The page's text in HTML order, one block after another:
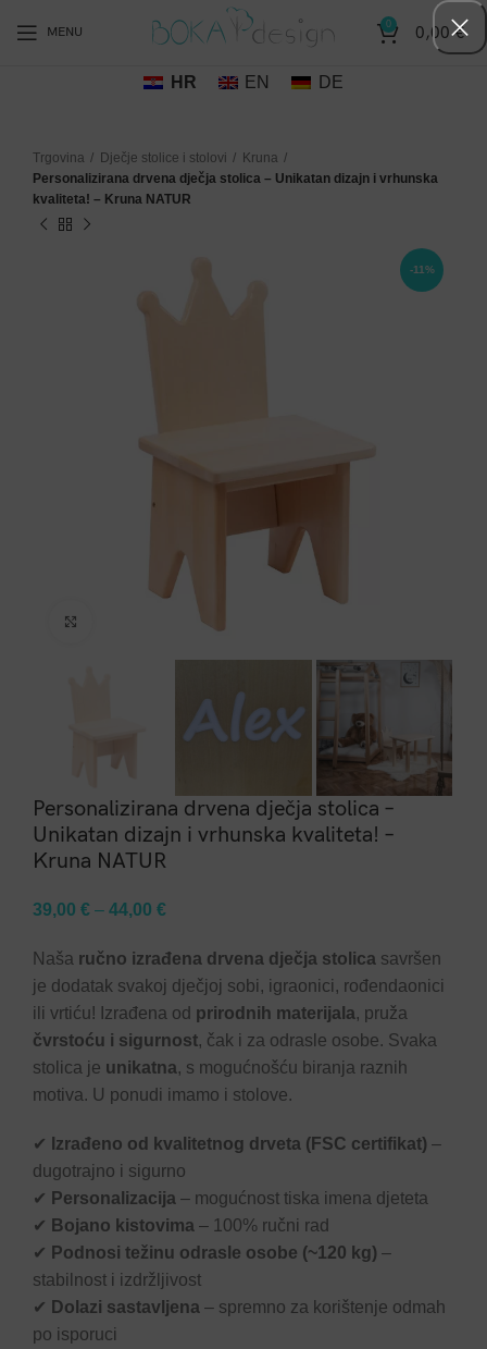
MENU 0 0,00€
HR EN DE
Trgovina Dječje stolice i stolovi
Kruna
Personalizirana drvena dječja stolica – Unikatan dizajn i vrhunska
kvaliteta! – Kruna NATUR
-11%
Personalizirana drvena dječja stolica –
Unikatan dizajn i vrhunska kvaliteta! –
Kruna NATUR
39,00 € – 44,00 €
Naša ručno izrađena drvena dječja stolica savršen
je dodatak svakoj dječjoj sobi, igraonici, rođendaonici
ili vrtiću! Izrađena od prirodnih materijala, pruža
čvrstoću i sigurnost, čak i za odrasle osobe. Svaka
stolica je unikatna, s mogućnošću biranja raznih
motiva. U ponudi imamo i stolove.
✔ Izrađeno od kvalitetnog drveta (FSC certifikat) –
dugotrajno i sigurno
✔ Personalizacija – mogućnost tiska imena djeteta
✔ Bojano kistovima – 100% ručni rad
✔ Podnosi težinu odrasle osobe (~120 kg) –
stabilnost i izdržljivost
✔ Dolazi sastavljena – spremno za korištenje odmah
po isporuci